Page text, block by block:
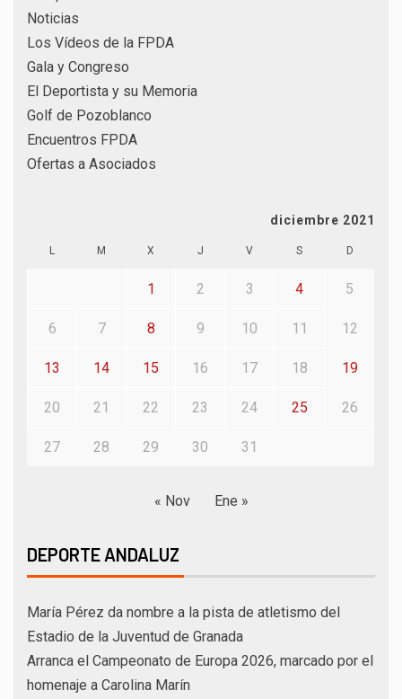
Noticias
Los Vídeos de la FPDA
Gala y Congreso
El Deportista y su Memoria
Golf de Pozoblanco
Encuentros FPDA
Ofertas a Asociados
diciembre 2021
L M X J V S D
1 2 3 4 5
6 7 8 9 10 11 12
13 14 15 16 17 18 19
20 21 22 23 24 25 26
27 28 29 30 31
« Nov Ene »
DEPORTE ANDALUZ
María Pérez da nombre a la pista de atletismo del
Estadio de la Juventud de Granada
Arranca el Campeonato de Europa 2026, marcado por el
homenaje a Carolina Marín